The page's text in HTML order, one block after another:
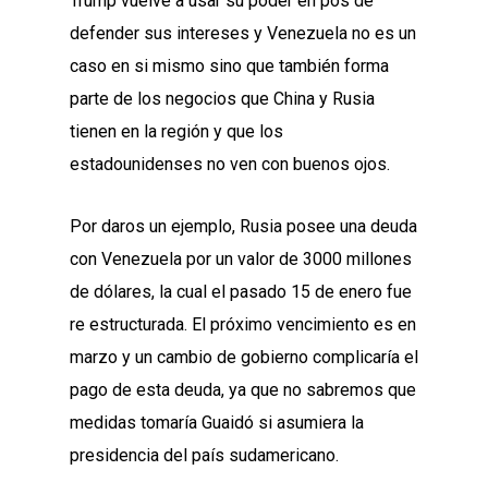
defender sus intereses y Venezuela no es un
caso en si mismo sino que también forma
parte de los negocios que China y Rusia
tienen en la región y que los
estadounidenses no ven con buenos ojos.
Por daros un ejemplo, Rusia posee una deuda
con Venezuela por un valor de 3000 millones
de dólares, la cual el pasado 15 de enero fue
re estructurada. El próximo vencimiento es en
marzo y un cambio de gobierno complicaría el
pago de esta deuda, ya que no sabremos que
medidas tomaría Guaidó si asumiera la
presidencia del país sudamericano.